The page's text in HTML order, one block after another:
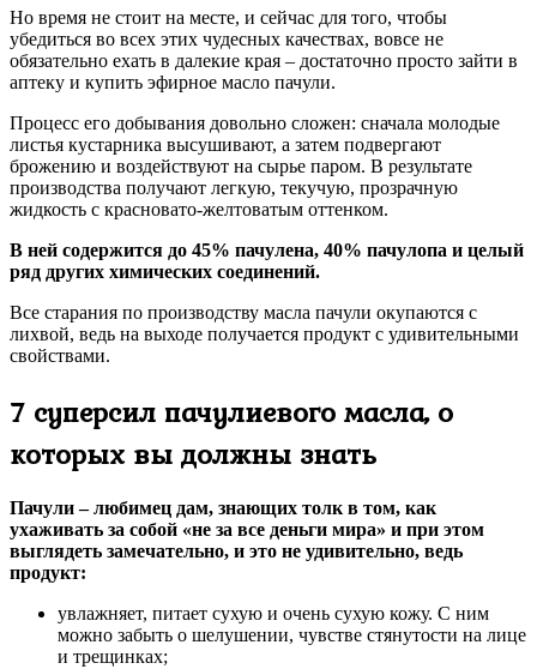
Но время не стоит на месте, и сейчас для того, чтобы
убедиться во всех этих чудесных качествах, вовсе не
обязательно ехать в далекие края – достаточно просто зайти в
аптеку и купить эфирное масло пачули.
Процесс его добывания довольно сложен: сначала молодые
листья кустарника высушивают, а затем подвергают
брожению и воздействуют на сырье паром. В результате
производства получают легкую, текучую, прозрачную
жидкость с красновато-желтоватым оттенком.
В ней содержится до 45% пачулена, 40% пачулопа и целый
ряд других химических соединений.
Все старания по производству масла пачули окупаются с
лихвой, ведь на выходе получается продукт с удивительными
свойствами.
7 суперсил пачулиевого масла, о
которых вы должны знать
Пачули – любимец дам, знающих толк в том, как
ухаживать за собой «не за все деньги мира» и при этом
выглядеть замечательно, и это не удивительно, ведь
продукт:
увлажняет, питает сухую и очень сухую кожу. С ним
можно забыть о шелушении, чувстве стянутости на лице
и трещинках;